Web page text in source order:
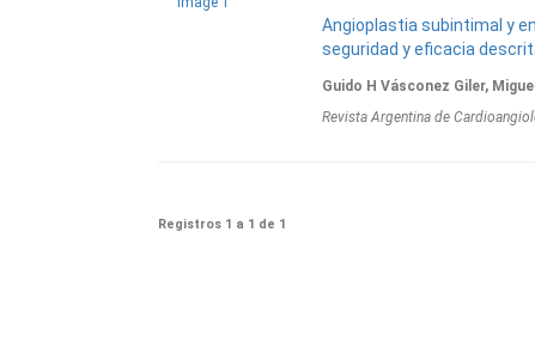
Angioplastia subintimal y
seguridad y eficacia
Guido H Vásconez Giler,
Revista Argentina de
Registros 1 a 1 de 1